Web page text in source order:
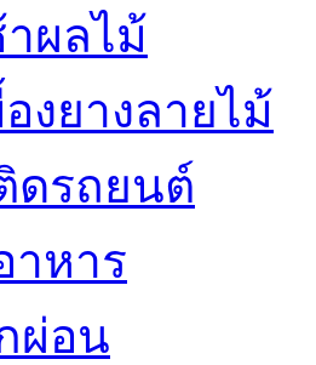
าผลไม้
งยางลายไม้
ดรถยนต์
าหาร
ผ่อน